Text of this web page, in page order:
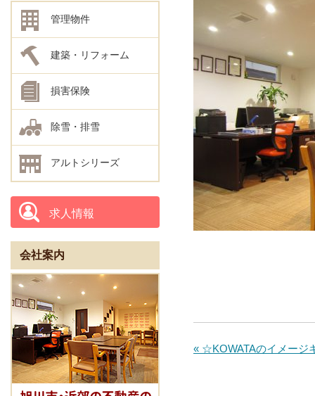
« ☆KOWATAのイメージ
管理物件
建築・リフォーム
損害保険
除雪・排雪
アルトシリーズ
求人情報
会社案内